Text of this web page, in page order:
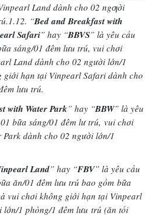
Land dành cho 02 ngƣời
1.12. “Bed and Breakfast with
Safari” hay “BBVS” là yêu cầu
sáng/01 đêm lưu trú, vui chơi
Land dành cho 02 người lớn/1
giới hạn tại Vinpearl Safari dành cho
lưu trú.
with Water Park” hay “BBW” là yêu
bữa sáng/01 đêm lư trú, vui chơi
dành cho 02 người lớn/1
Land” hay “FBV” là yêu cầu
ăn/01 đêm lưu trú bao gồm bữa
vui chơi không giới hạn tại Vinpearl
1 phòng/1 đêm lưu trú (ăn tối